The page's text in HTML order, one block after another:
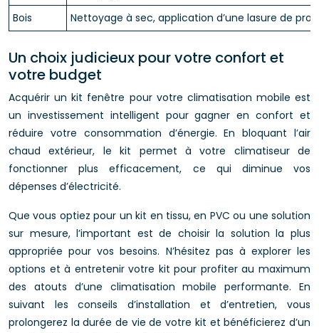
Bois
Nettoyage à sec, application d’une lasure de
Un choix judicieux pour votre confort et
votre budget
Acquérir un kit fenêtre pour votre climatisation mobile est
un investissement intelligent pour gagner en confort et
réduire votre consommation d’énergie. En bloquant l’air
chaud extérieur, le kit permet à votre climatiseur de
fonctionner plus efficacement, ce qui diminue vos
dépenses d’électricité.
Que vous optiez pour un kit en tissu, en PVC ou une solution
sur mesure, l’important est de choisir la solution la plus
appropriée pour vos besoins. N’hésitez pas à explorer les
options et à entretenir votre kit pour profiter au maximum
des atouts d’une climatisation mobile performante. En
suivant les conseils d’installation et d’entretien, vous
prolongerez la durée de vie de votre kit et bénéficierez d’un